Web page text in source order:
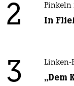
2 Pinkeln
In
3 Linken-
„Dem